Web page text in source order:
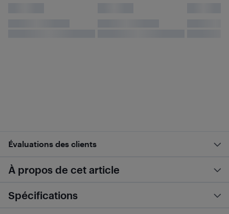
Évaluations des clients
À propos de cet article
Spécifications